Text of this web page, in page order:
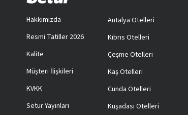
Hakkımızda
Resmi Tatiller 2026
Kalite
Müşteri İlişkileri
KVKK
Setur Yayınları
Antalya Otelleri
Kıbrıs Otelleri
Çeşme Otelleri
Kaş Otelleri
Cunda Otelleri
Kuşadası Otelleri